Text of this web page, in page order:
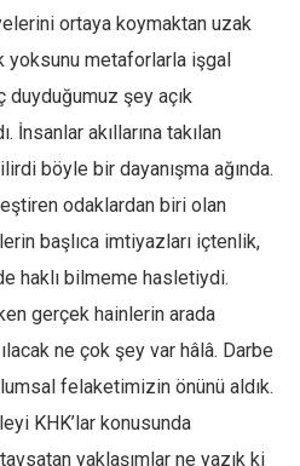
ortaya koymaktan uzak
yoksunu metaforlarla işgal
şey açık
İnsanlar akıllarına takılan
böyle bir dayanışma ağında.
odaklardan biri olan
başlıca imtiyazları içtenlik,
haklı bilmeme hasletiydi.
gerçek hainlerin arada
ne çok şey var hâlâ. Darbe
felaketimizin önünü aldık.
KHK’lar konusunda
yaklaşımlar ne yazık ki